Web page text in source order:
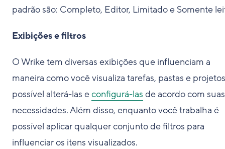
padrão são: Completo, Editor, Limitado e Somente
Exibições e filtros
O Wrike tem diversas exibições que influenciam a
maneira como você visualiza tarefas, pastas e
possível alterá-las econfigurá-las de acordo com suas
necessidades. Além disso, enquanto você trabalha é
possível aplicar qualquer conjunto de filtros para
influenciar os itens visualizados.